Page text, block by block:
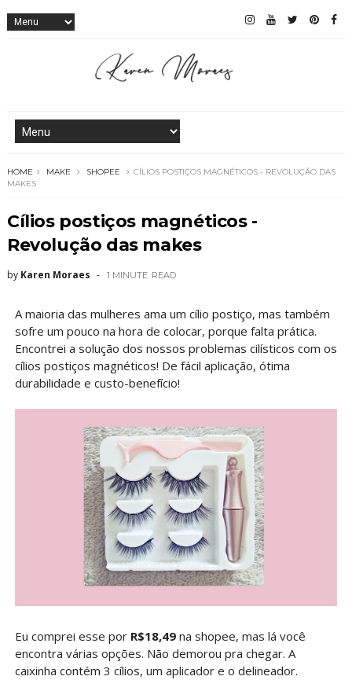
HOME MAKE SHOPEE
CÍLIOS POSTIÇOS MAGNÉTICOS - REVOLUÇÃO DAS
MAKES
Cílios postiços magnéticos -
Revolução das makes
by Karen Moraes 1 MINUTE READ
A maioria das mulheres ama um cílio postiço, mas também
sofre um pouco na hora de colocar, porque falta prática.
Encontrei a solução dos nossos problemas cilísticos com os
cílios postiços magnéticos! De fácil aplicação, ótima
durabilidade e custo-benefício!
Eu comprei esse por R$18,49na shopee, mas lá você
encontra várias opções. Não demorou pra chegar. A
caixinha contém 3 cílios, um aplicador e o delineador.